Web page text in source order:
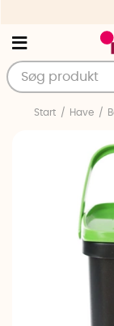
Start Have